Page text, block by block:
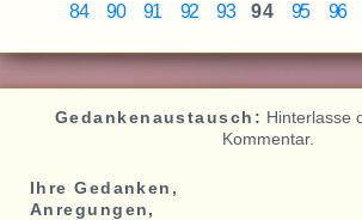
84 90 91 92 93 94 95 96
Gedankenaustausch: Hinterlasse
Kommentar.
Ihre Gedanken,
Anregungen,